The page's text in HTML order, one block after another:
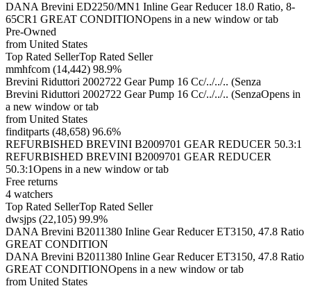
DANA Brevini ED2250/MN1 Inline Gear Reducer 18.0 Ratio, 8-
65CR1 GREAT CONDITIONOpens in a new window or tab
Pre-Owned
from United States
Top Rated SellerTop Rated Seller
mmhfcom (14,442) 98.9%
Brevini Riduttori 2002722 Gear Pump 16 Cc/../../.. (Senza
Brevini Riduttori 2002722 Gear Pump 16 Cc/../../.. (SenzaOpens in
a new window or tab
from United States
finditparts (48,658) 96.6%
REFURBISHED BREVINI B2009701 GEAR REDUCER 50.3:1
REFURBISHED BREVINI B2009701 GEAR REDUCER
50.3:1Opens in a new window or tab
Free returns
4 watchers
Top Rated SellerTop Rated Seller
dwsjps (22,105) 99.9%
DANA Brevini B2011380 Inline Gear Reducer ET3150, 47.8 Ratio
GREAT CONDITION
DANA Brevini B2011380 Inline Gear Reducer ET3150, 47.8 Ratio
GREAT CONDITIONOpens in a new window or tab
from United States